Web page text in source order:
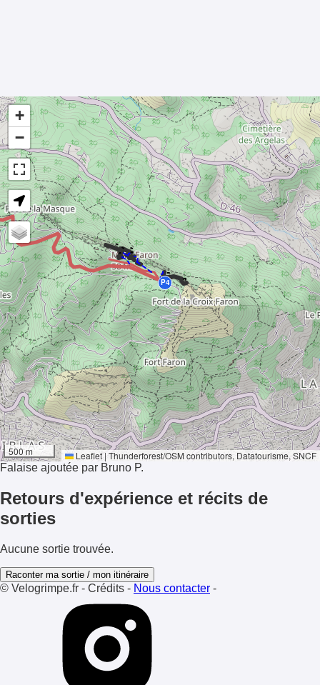
-21°
Ensoleillement
- - -
-
--
- -
P4
+
−
500 m Leaflet | Thunderforest/OSM contributors, Datatourisme, SNCF
Falaise ajoutée par Bruno P.
Retours d'expérience et récits de
sorties
Aucune sortie trouvée.
Raconter ma sortie / mon itinéraire
© Velogrimpe.fr - Crédits - Nous contacter -